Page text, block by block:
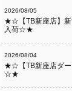
2026/08/05
★☆【TB新座店】新
入荷☆★
2026/08/04
★☆【TB新座店ダー
☆★